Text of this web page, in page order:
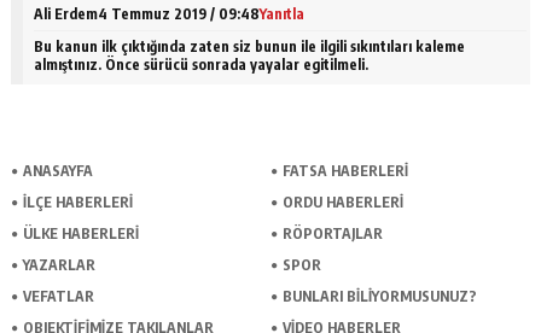
Ali Erdem4 Temmuz 2019 / 09:48Yanıtla
Bu kanun ilk çıktığında zaten siz bunun ile ilgili sıkıntıları kaleme
almıştınız. Önce sürücü sonrada yayalar egitilmeli.
ANASAYFA
FATSA HABERLERI
İLÇE HABERLERI
ORDU HABERLERI
ÜLKE HABERLERI
RÖPORTAJLAR
YAZARLAR
SPOR
VEFATLAR
BUNLARI BILIYORMUSUNUZ?
OBJEKTIFIMIZE TAKILANLAR
VIDEO HABERLER